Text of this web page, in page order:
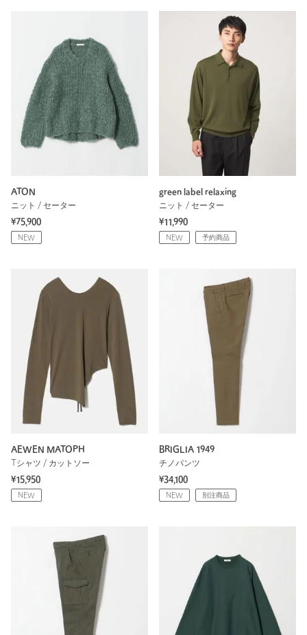
ATON
ニット / セーター
¥75,900
NEW
green label relaxing
ニット / セーター
¥11,990
NEW 予約商品
AEWEN MATOPH
Tシャツ / カットソー
¥15,950
NEW
BRIGLIA 1949
チノパンツ
¥34,100
NEW 別注商品